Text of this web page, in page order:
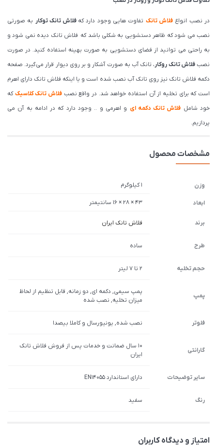
در نصب انواعفلاش تانک تفاوت هایی وجود دارد که فلاش تانک توکار به صورتی
نصب می شود که ظاهر دستشویی به شکلی باشد که فلاش تانک دیده نمی شود و
به راحتی می توانید از فضای دستشویی به صورت بهینه استفاده کنید. در صورت
نصبفلاش تانک روکار، تانک آب به صورت آشکار و بر روی دیوار قرار می‌گیرد. صفحه
دکمه فلاش تانک نیز روی تانک آب نصب شده است و یا اینکه فلاش تانک دارای اهرم
است که برای تخلیه از آن استفاده خواهد شد. در واقع نصب فلاش تانک کلاسیککه
خود شامل فلاش تانک دکمه ای و اهرمی و .. وجود دارد که در ادامه به آن می
پردازیم.
مشخصات محصول
وزن 1 کیلوگرم
ابعاد 43 × 28 × 16 سانتیمتر
برند فلاش تانک ایران
طرح ساده
حجم تخلیه 2 تا 7 لیتر
پمپ
پمپ سیمی, دکمه ای, دو زمانه, قابل تنظیم از لحاظ
میزان تخلیه, نصب شده
فلوتر نصب شده, یونیورسال و کاملا بیصدا
گارانتی
10 سال ضمانت و خدمات پس از فروش فلاش تانک
ایران
سایر توضیحات دارای استاندارد EN14055
رنگ سفید
امتیاز و دیدگاه کاربران